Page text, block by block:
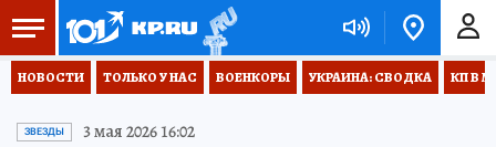
НОВОСТИ ТОЛЬКО У НАС ВОЕНКОРЫ УКРАИНА: СВОДКА КП В
ЗВЕЗДЫ 3 мая 2026 16:02